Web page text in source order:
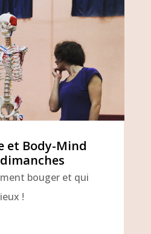
et Body-Mind
bouger et qui
!